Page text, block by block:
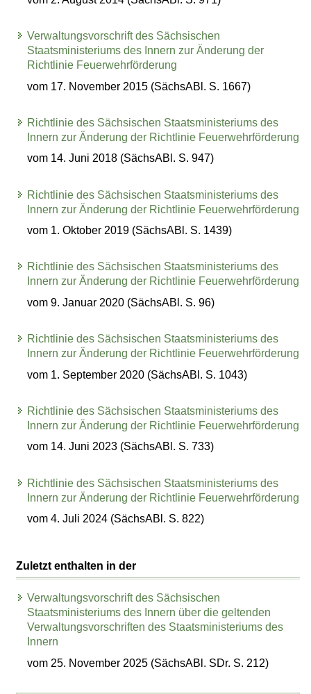
Verwaltungsvorschrift des Sächsischen
Staatsministeriums des Innern zur Änderung der
Richtlinie Feuerwehrförderung
vom 17. November 2015 (SächsABl. S. 1667)
Richtlinie des Sächsischen Staatsministeriums des
Innern zur Änderung der Richtlinie Feuerwehrförderung
vom 14. Juni 2018 (SächsABl. S. 947)
Richtlinie des Sächsischen Staatsministeriums des
Innern zur Änderung der Richtlinie Feuerwehrförderung
vom 1. Oktober 2019 (SächsABl. S. 1439)
Richtlinie des Sächsischen Staatsministeriums des
Innern zur Änderung der Richtlinie Feuerwehrförderung
vom 9. Januar 2020 (SächsABl. S. 96)
Richtlinie des Sächsischen Staatsministeriums des
Innern zur Änderung der Richtlinie Feuerwehrförderung
vom 1. September 2020 (SächsABl. S. 1043)
Richtlinie des Sächsischen Staatsministeriums des
Innern zur Änderung der Richtlinie Feuerwehrförderung
vom 14. Juni 2023 (SächsABl. S. 733)
Richtlinie des Sächsischen Staatsministeriums des
Innern zur Änderung der Richtlinie Feuerwehrförderung
vom 4. Juli 2024 (SächsABl. S. 822)
Zuletzt enthalten in der
Verwaltungsvorschrift des Sächsischen
Staatsministeriums des Innern über die geltenden
Verwaltungsvorschriften des Staatsministeriums des
Innern
vom 25. November 2025 (SächsABl. SDr. S. 212)